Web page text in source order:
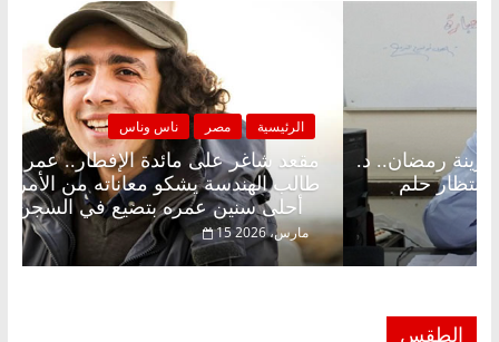
الرئيسية
مقعد
طالب
أحلى سنين عمره بتضيع في السجن
15 مارس، 2026
ناس وناس
شاغر على الإفطار وبلكونة بلا زينة رمضان.. د.
فاروق خبير اقتصادي في انتظار حلم
2026
الطقس